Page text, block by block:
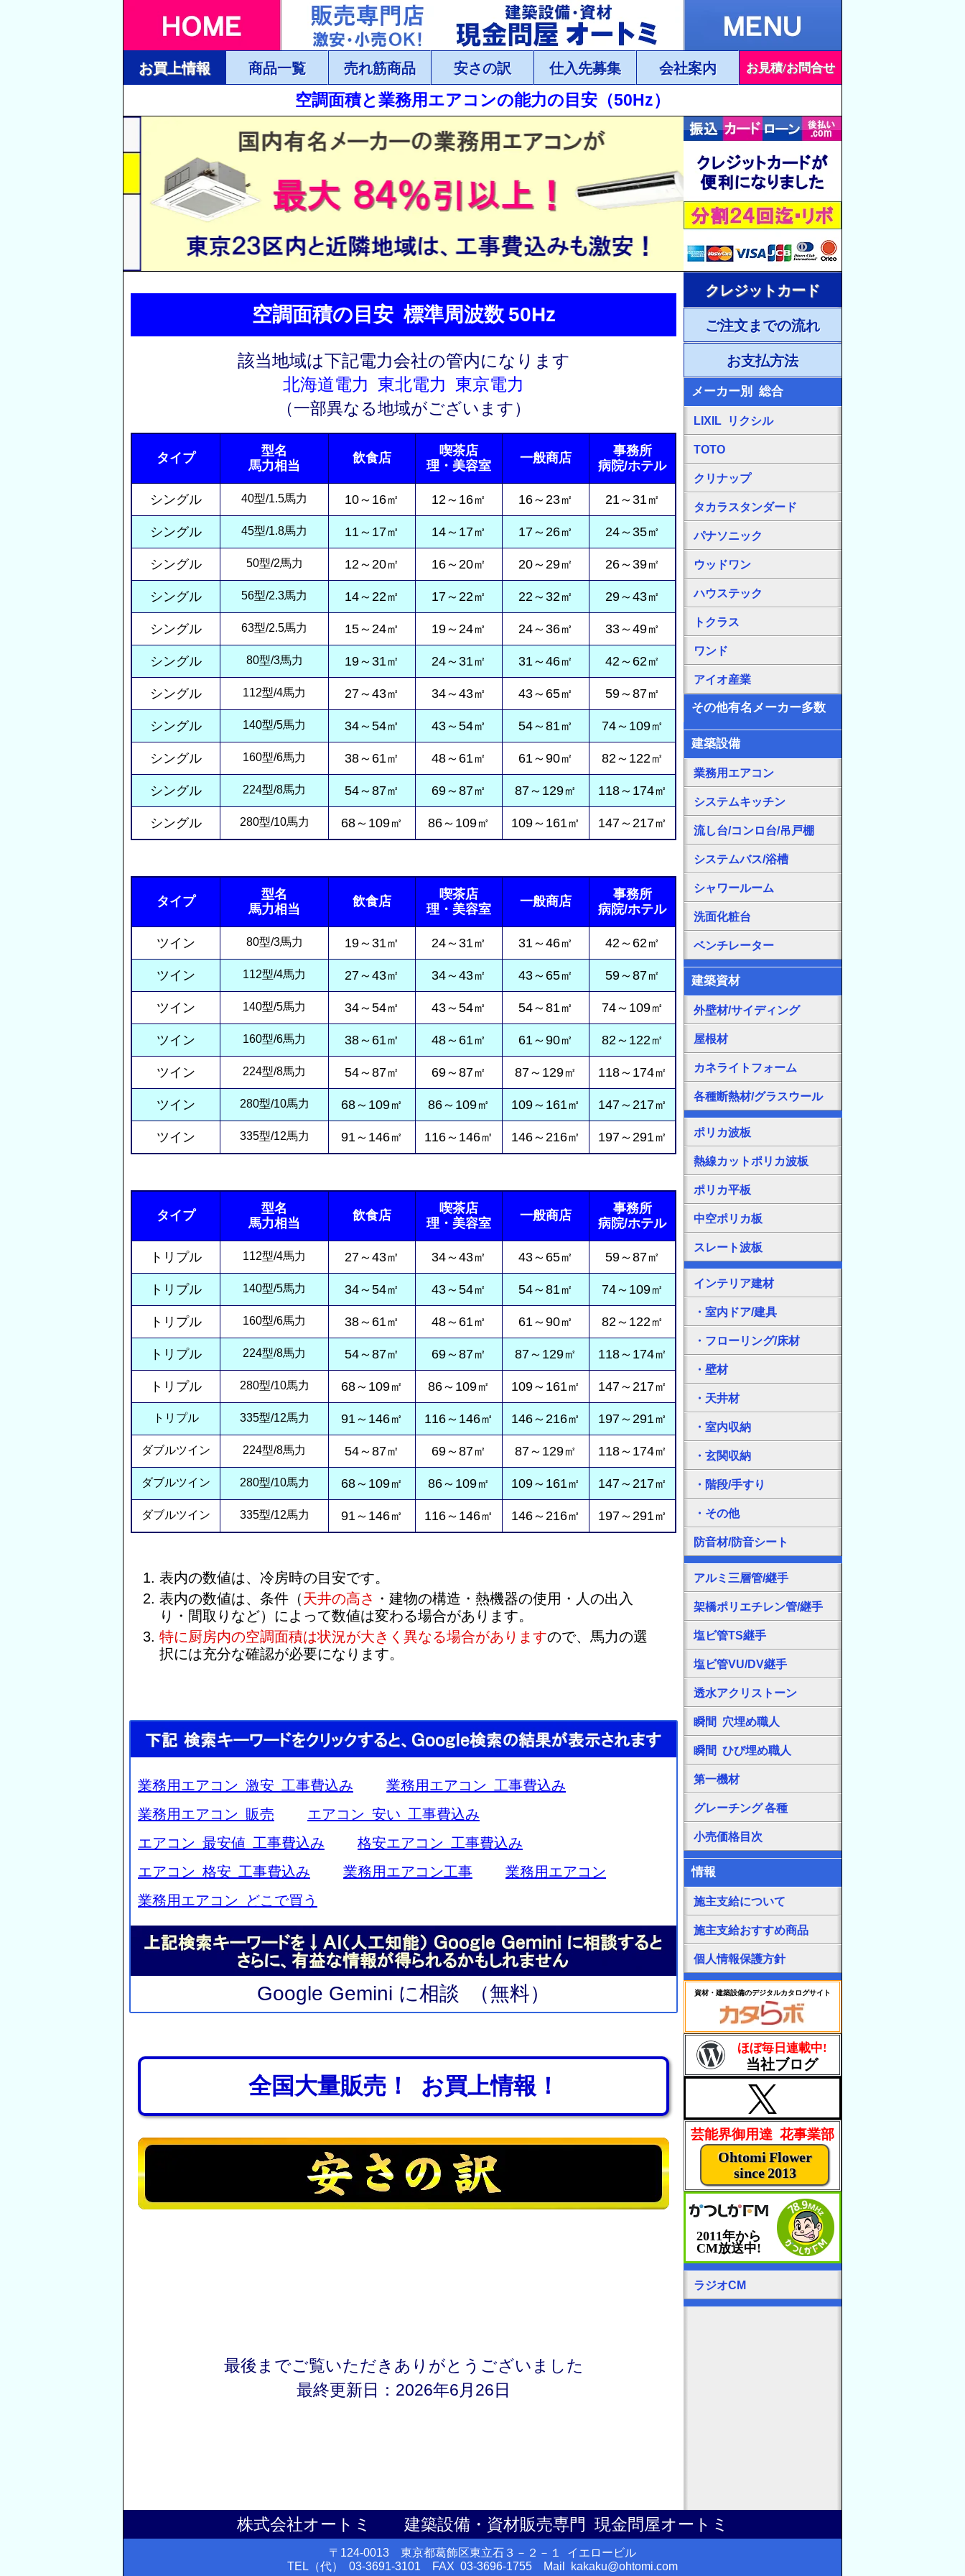
お買上情報 商品一覧 売れ筋商品 安さの訳 仕入先募集 会社案内 お見積/お問合せ
空調面積と業務用エアコンの能力の目安（50Hz）
空調面積の目安 標準周波数 50Hz
該当地域は下記電力会社の管内になります
北海道電力 東北電力 東京電力
（一部異なる地域がございます）
タイプ
型名
馬力相当
飲食店
喫茶店
理・美容室
一般商店
事務所
病院/ホテル
シングル 40型/1.5馬力 10～16㎡ 12～16㎡ 16～23㎡ 21～31㎡
シングル 45型/1.8馬力 11～17㎡ 14～17㎡ 17～26㎡ 24～35㎡
シングル 50型/2馬力 12～20㎡ 16～20㎡ 20～29㎡ 26～39㎡
シングル 56型/2.3馬力 14～22㎡ 17～22㎡ 22～32㎡ 29～43㎡
シングル 63型/2.5馬力 15～24㎡ 19～24㎡ 24～36㎡ 33～49㎡
シングル 80型/3馬力 19～31㎡ 24～31㎡ 31～46㎡ 42～62㎡
シングル 112型/4馬力 27～43㎡ 34～43㎡ 43～65㎡ 59～87㎡
シングル 140型/5馬力 34～54㎡ 43～54㎡ 54～81㎡ 74～109㎡
シングル 160型/6馬力 38～61㎡ 48～61㎡ 61～90㎡ 82～122㎡
シングル 224型/8馬力 54～87㎡ 69～87㎡ 87～129㎡ 118～174㎡
シングル 280型/10馬力 68～109㎡ 86～109㎡ 109～161㎡ 147～217㎡
タイプ
型名
馬力相当
飲食店
喫茶店
理・美容室
一般商店
事務所
病院/ホテル
ツイン 80型/3馬力 19～31㎡ 24～31㎡ 31～46㎡ 42～62㎡
ツイン 112型/4馬力 27～43㎡ 34～43㎡ 43～65㎡ 59～87㎡
ツイン 140型/5馬力 34～54㎡ 43～54㎡ 54～81㎡ 74～109㎡
ツイン 160型/6馬力 38～61㎡ 48～61㎡ 61～90㎡ 82～122㎡
ツイン 224型/8馬力 54～87㎡ 69～87㎡ 87～129㎡ 118～174㎡
ツイン 280型/10馬力 68～109㎡ 86～109㎡ 109～161㎡ 147～217㎡
ツイン 335型/12馬力 91～146㎡ 116～146㎡ 146～216㎡ 197～291㎡
タイプ
型名
馬力相当
飲食店
喫茶店
理・美容室
一般商店
事務所
病院/ホテル
トリプル 112型/4馬力 27～43㎡ 34～43㎡ 43～65㎡ 59～87㎡
トリプル 140型/5馬力 34～54㎡ 43～54㎡ 54～81㎡ 74～109㎡
トリプル 160型/6馬力 38～61㎡ 48～61㎡ 61～90㎡ 82～122㎡
トリプル 224型/8馬力 54～87㎡ 69～87㎡ 87～129㎡ 118～174㎡
トリプル 280型/10馬力 68～109㎡ 86～109㎡ 109～161㎡ 147～217㎡
トリプル 335型/12馬力 91～146㎡ 116～146㎡ 146～216㎡ 197～291㎡
ダブルツイン 224型/8馬力 54～87㎡ 69～87㎡ 87～129㎡ 118～174㎡
ダブルツイン 280型/10馬力 68～109㎡ 86～109㎡ 109～161㎡ 147～217㎡
ダブルツイン 335型/12馬力 91～146㎡ 116～146㎡ 146～216㎡ 197～291㎡
表内の数値は、冷房時の目安です。
表内の数値は、条件（天井の高さ ・建物の構造・熱機器の使用・人の出入
り・間取りなど）によって数値は変わる場合があります。
特に厨房内の空調面積は状況が大きく異なる場合がありますので、馬力の選
択には充分な確認が必要になります。
業務用エアコン 激安 工事費込み
業務用エアコン 工事費込み
業務用エアコン 販売
エアコン 安い 工事費込み
エアコン 最安値 工事費込み
格安エアコン 工事費込み
エアコン 格安 工事費込み
業務用エアコン工事
業務用エアコン
業務用エアコン どこで買う
Google Gemini に相談 （無料）
全国大量販売！ お買上情報！
最後までご覧いただきありがとうございました
最終更新日：2026年6月26日
クレジットカード
ご注文までの流れ
お支払方法
メーカー別 総合
LIXIL リクシル
TOTO
クリナップ
タカラスタンダード
パナソニック
ウッドワン
ハウステック
トクラス
ワンド
アイオ産業
その他有名メーカー多数
建築設備
業務用エアコン
システムキッチン
流し台/コンロ台/吊戸棚
システムバス/浴槽
シャワールーム
洗面化粧台
ベンチレーター
建築資材
外壁材/サイディング
屋根材
カネライトフォーム
各種断熱材/グラスウール
ポリカ波板
熱線カットポリカ波板
ポリカ平板
中空ポリカ板
スレート波板
インテリア建材
・室内ドア/建具
・フローリング/床材
・壁材
・天井材
・室内収納
・玄関収納
・階段/手すり
・その他
防音材/防音シート
アルミ三層管/継手
架橋ポリエチレン管/継手
塩ビ管TS継手
塩ビ管VU/DV継手
透水アクリストーン
瞬間 穴埋め職人
瞬間 ひび埋め職人
第一機材
グレーチング 各種
小売価格目次
情報
施主支給について
施主支給おすすめ商品
個人情報保護方針
資材・建築設備のデジタルカタログサイト
ほぼ毎日連載中!
当社ブログ
芸能界御用達 花事業部
Ohtomi Flower
since 2013
2011年から
CM放送中!
ラジオCM
株式会社オートミ 建築設備・資材販売専門 現金問屋オートミ
〒124-0013 東京都葛飾区東立石３－２－１ イエロービル
TEL（代） 03-3691-3101 FAX 03-3696-1755 Mail kakaku@ohtomi.com